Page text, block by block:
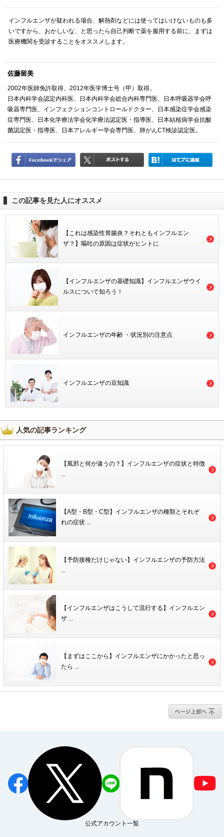
インフルエンザが疑われる場合、解熱剤などには使ってはいけないものも多
いですから、おかしいな、と思ったら自己判断で薬を服用する前に、まずは
医療機関を受診することをオススメします。
佐藤留美
2002年医師免許取得、2012年医学博士号（甲）取得。
日本内科学会認定内科医、日本内科学会総合内科専門医、日本呼吸器学会呼
吸器専門医、インフェクションコントロールドクター、日本感染症学会感染
症専門医、日本化学療法学会化学療法認定医・指導医、日本結核病学会抗酸
菌認定医・指導医、日本アレルギー学会専門医、肺がんCT検診認定医。
この記事を見た人にオススメ
【これは感染性胃腸炎？それともインフルエン
ザ？】嘔吐の原因は症状がヒントに
【インフルエンザの基礎知識】インフルエンザウイ
ルスについて知ろう！
インフルエンザの年齢 ・状況別の注意点
インフルエンザの豆知識
人気の記事ランキング
【風邪と何が違うの？】インフルエンザの症状と特徴
...
【A型・B型・C型】インフルエンザの種類とそれぞ
れの症状 ...
【予防接種だけじゃない】インフルエンザの予防方法
...
【インフルエンザはこうして流行する】インフルエン
ザ ...
【まずはここから】インフルエンザにかかったと思っ
たら ...
公式アカウント一覧